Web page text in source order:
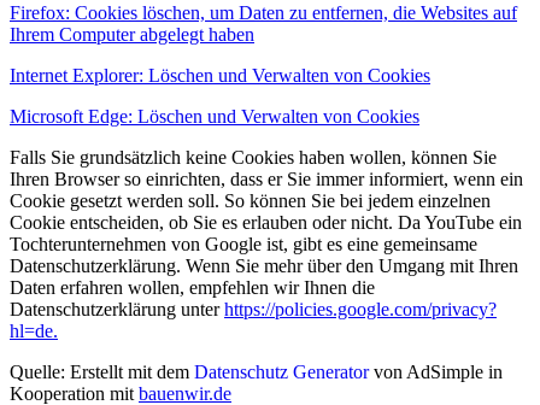
Firefox: Cookies löschen, um Daten zu entfernen, die Websites auf
Ihrem Computer abgelegt haben
Internet Explorer: Löschen und Verwalten von Cookies
Microsoft Edge: Löschen und Verwalten von Cookies
Falls Sie grundsätzlich keine Cookies haben wollen, können Sie
Ihren Browser so einrichten, dass er Sie immer informiert, wenn ein
Cookie gesetzt werden soll. So können Sie bei jedem einzelnen
Cookie entscheiden, ob Sie es erlauben oder nicht. Da YouTube ein
Tochterunternehmen von Google ist, gibt es eine gemeinsame
Datenschutzerklärung. Wenn Sie mehr über den Umgang mit Ihren
Daten erfahren wollen, empfehlen wir Ihnen die
Datenschutzerklärung unterhttps://policies.google.com/privacy?
hl=de.
Quelle: Erstellt mit dem Datenschutz Generatorvon AdSimple in
Kooperation mit bauenwir.de